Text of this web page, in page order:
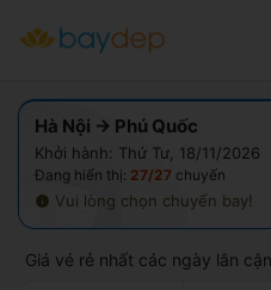
Hà Nội → Phú Quốc
Khởi hành: Thứ Tư, 18/11/2026
Đang hiển thị: 27/27 chuyến
Vui lòng chọn chuyến bay!
Giá vé rẻ nhất các ngày lân